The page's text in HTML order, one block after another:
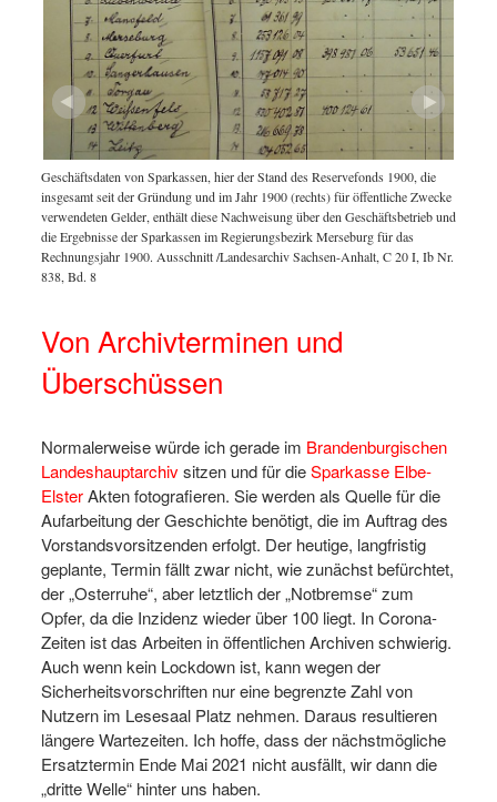
Geschäftsdaten von Sparkassen, hier der Stand des Reservefonds 1900, die
insgesamt seit der Gründung und im Jahr 1900 (rechts) für öffentliche Zwecke
verwendeten Gelder, enthält diese Nachweisung über den Geschäftsbetrieb und
die Ergebnisse der Sparkassen im Regierungsbezirk Merseburg für das
Rechnungsjahr 1900. Ausschnitt /Landesarchiv Sachsen-Anhalt, C 20 I, Ib Nr.
838, Bd. 8
Von Archivterminen und
Überschüssen
Normalerweise würde ich gerade im Brandenburgischen
Landeshauptarchivsitzen und für dieSparkasse Elbe-
ElsterAkten fotografieren. Sie werden als Quelle für die
Aufarbeitung der Geschichte benötigt, die im Auftrag des
Vorstandsvorsitzenden erfolgt. Der heutige, langfristig
geplante, Termin fällt zwar nicht, wie zunächst befürchtet,
der „Osterruhe“, aber letztlich der „Notbremse“ zum
Opfer, da die Inzidenz wieder über 100 liegt. In Corona-
Zeiten ist das Arbeiten in öffentlichen Archiven schwierig.
Auch wenn kein Lockdown ist, kann wegen der
Sicherheitsvorschriften nur eine begrenzte Zahl von
Nutzern im Lesesaal Platz nehmen. Daraus resultieren
längere Wartezeiten. Ich hoffe, dass der nächstmögliche
Ersatztermin Ende Mai 2021 nicht ausfällt, wir dann die
„dritte Welle“ hinter uns haben.